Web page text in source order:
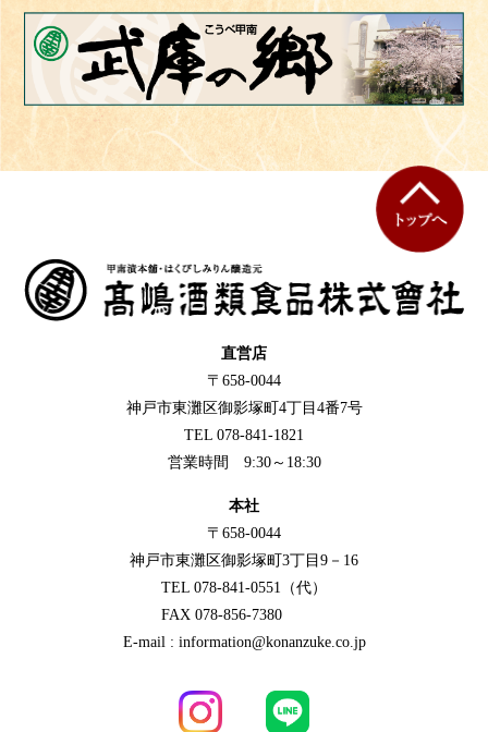
直営店
〒658-0044
神戸市東灘区御影塚町4丁目4番7号
TEL 078-841-1821
営業時間 9:30～18:30
本社
〒658-0044
神戸市東灘区御影塚町3丁目9－16
TEL 078-841-0551（代）
FAX 078-856-7380
E-mail : information@konanzuke.co.jp